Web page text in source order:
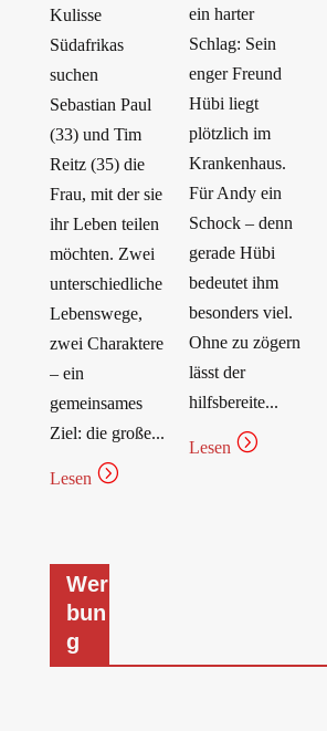
Kulisse
Südafrikas
suchen
Sebastian Paul
(33) und Tim
Reitz (35) die
Frau, mit der sie
ihr Leben teilen
möchten. Zwei
unterschiedliche
Lebenswege,
zwei Charaktere
– ein
gemeinsames
Ziel: die große...
Lesen =
ein harter
Schlag: Sein
enger Freund
Hübi liegt
plötzlich im
Krankenhaus.
Für Andy ein
Schock – denn
gerade Hübi
bedeutet ihm
besonders viel.
Ohne zu zögern
lässt der
hilfsbereite...
Lesen =
Wer
bun
g